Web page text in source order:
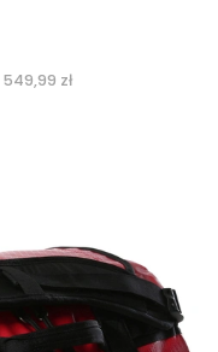
549,99 zł